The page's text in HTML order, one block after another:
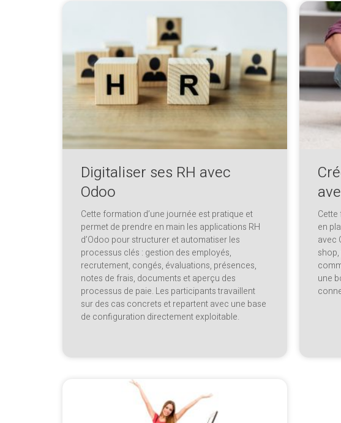
Digitaliser ses RH avec
Odoo
Cette formation d’une journée est pratique et
permet de prendre en main les applications RH
d’Odoo pour structurer et automatiser les
processus clés : gestion des employés,
recrutement, congés, évaluations, présences,
notes de frais, documents et aperçu des
processus de paie. Les participants travaillent
sur des cas concrets et repartent avec une base
de configuration directement exploitable.
en
avec
une